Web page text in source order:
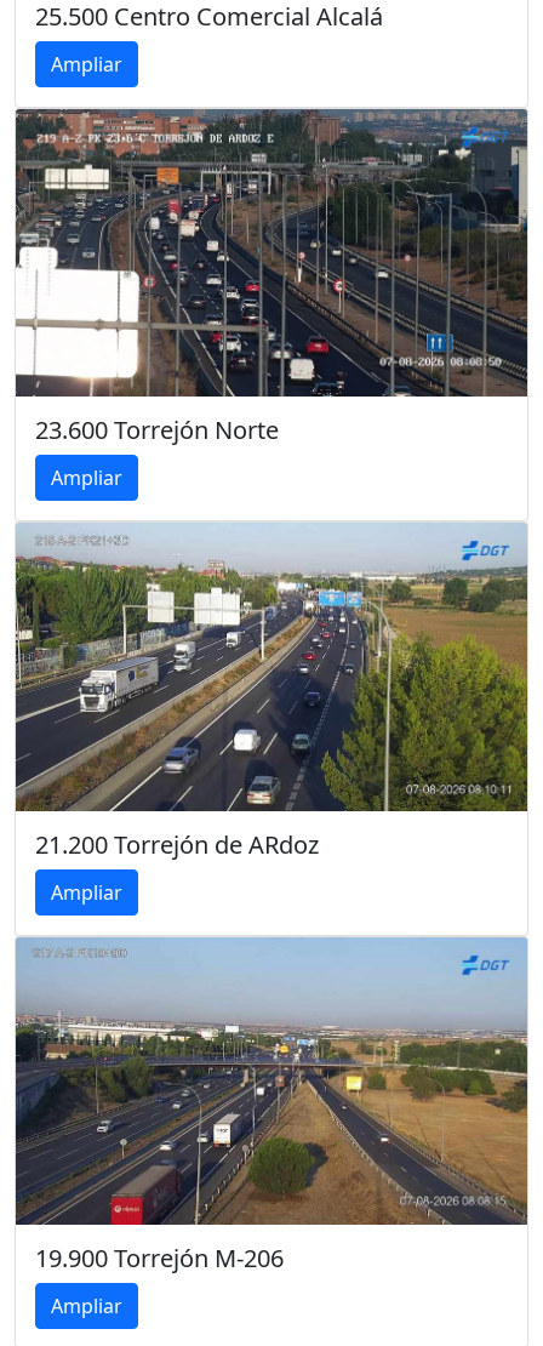
25.500 Centro Comercial Alcalá
Ampliar
23.600 Torrejón Norte
Ampliar
21.200 Torrejón de ARdoz
Ampliar
19.900 Torrejón M-206
Ampliar